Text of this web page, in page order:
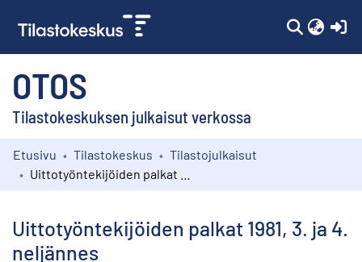
OTOS
Tilastokeskuksen julkaisut verkossa
Kokoelmat
Etusivu Tilastokeskus
Tilastojulkaisut
Uittotyöntekijöiden palkat 1981, 3. ja 4.
neljännes